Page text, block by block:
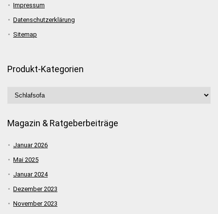
Impressum
Datenschutzerklärung
Sitemap
Produkt-Kategorien
Magazin & Ratgeberbeiträge
Januar 2026
Mai 2025
Januar 2024
Dezember 2023
November 2023